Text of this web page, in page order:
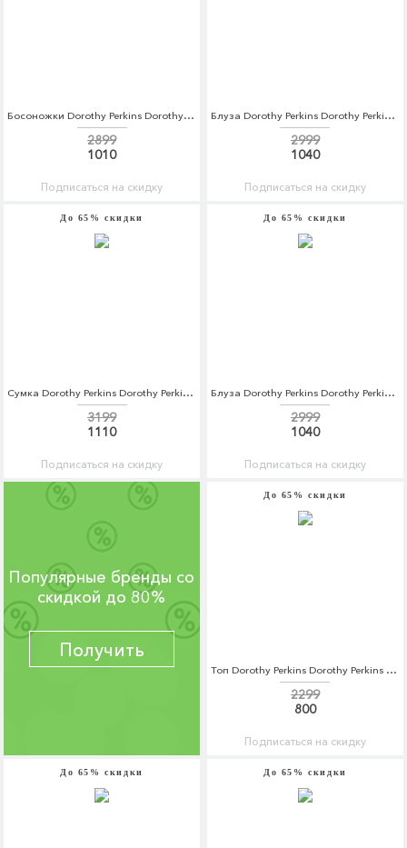
Босоножки Dorothy Perkins Dorothy Perkins DO005AWCHXT6
2899
1010
Подписаться на скидку
Блуза Dorothy Perkins Dorothy Perkins DO005EWCCTS5
2999
1040
Подписаться на скидку
До 65% скидки
Сумка Dorothy Perkins Dorothy Perkins DO005BWCHXI3
3199
1110
Подписаться на скидку
До 65% скидки
Блуза Dorothy Perkins Dorothy Perkins DO005EWCEWW1
2999
1040
Подписаться на скидку
Популярные бренды со
скидкой до 80%
Получить
До 65% скидки
Топ Dorothy Perkins Dorothy Perkins DO005EWCIJA0
2299
800
Подписаться на скидку
До 65% скидки До 65% скидки